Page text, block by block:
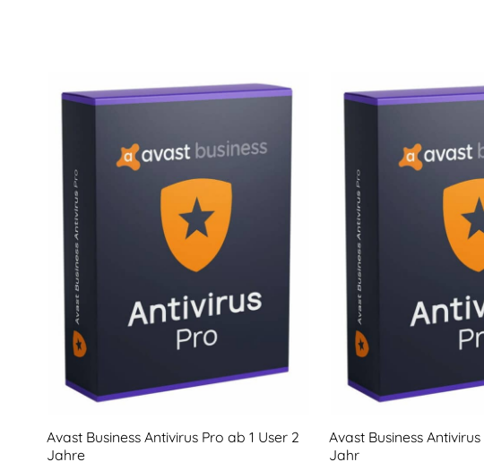
Avast Business Antivirus Pro ab 1 User 2
Jahre
Avast Business
Jahr